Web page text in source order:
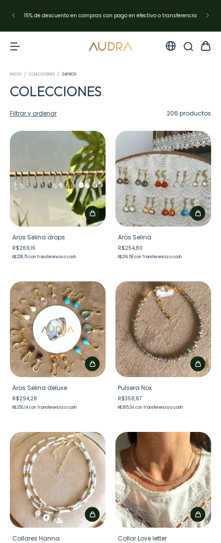
Envíos en Argentina con Andreani✨resto del mundo con DHL Express
INICIO / COLECCIONES / ZAFIROS
COLECCIONES
Filtrar y ordenar 206 productos
Aros Selina drops
R$269,16
R$228,79conTransferencia o cash
Aros Selina
R$254,80
R$216,58conTransferencia o cash
Aros Selina deluxe
R$294,28
R$250,14conTransferencia o cash
Pulsera Nox
R$358,87
R$305,04conTransferencia o cash
Collares Hanna Collar Love letter